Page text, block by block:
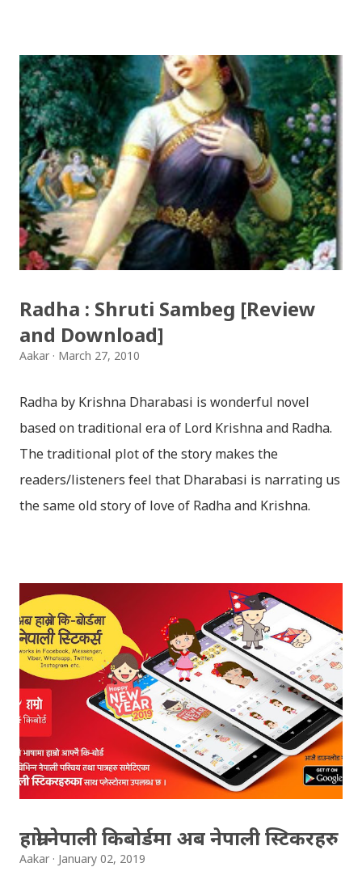
Songs: diyo baali sanjh ko / दियो बाली साँझ को
Download: Tihar Dhun (Deusi,Bhailo)/ तिहार धुन(देउसी
भैलो)- सुरसुधा नोट: यी अपलोड गरिएका गितसंगितहरु व्यावसायिक
प्रायोजनको लागि प्रयोग नगर्न आग्रह गर्दछौँ । इन्टरनेटमा भेटिएका
गितहरुलाई हामीले यहाँ एकै ठाउँमा सजिलोको लागि राखिदिएको मात्र
हौँ । तपाई यदि यी गित संगितको सर्जक हुनुहुन्छ र गित संगित यहाँबाट
हटाउनुपर्ने भए जानकारी गराउनुहोला । फेरी एकपटक शुभ दिपावलीको
हार्दिक मंगलमय शुभकामना व्यक्त गर्दछौँ ।
Radha : Shruti Sambeg [Review
and Download]
Aakar March 27, 2010
Radha by Krishna Dharabasi is wonderful novel
based on traditional era of Lord Krishna and Radha.
The traditional plot of the story makes the
readers/listeners feel that Dharabasi is narrating us
the same old story of love of Radha and Krishna.
it speaks of so many hidden things that we will be
amazed while ending it up. Radha and Krishna are
the eternal lovers. Lord Krishna and Radha are
together since childhood. But in teenage they are
separated (as in the traditional story) and Lord
Krishna has to go away leaving Vindraban for
fulfilling the task for which he has taken birth.This
brings tragedy to Radha and all the people in
Vindraban. Radha waits for Krishna to arrive but he
Later she sets out as a Yogini in a long voyage to
search self, leaving her parents. She is accompanied
हाम्रो नेपाली किबोर्डमा अब नेपाली स्टिकरहरु
Aakar January 02, 2019